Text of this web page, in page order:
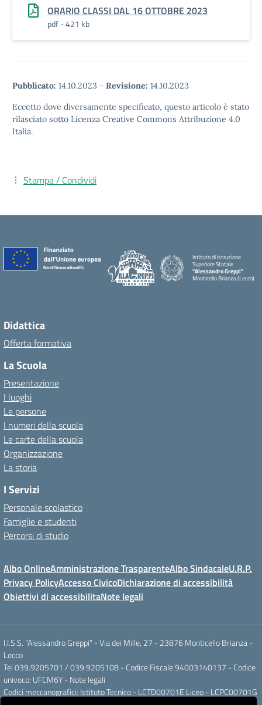
ORARIO CLASSI DAL 16 OTTOBRE 2023
pdf - 421 kb
Pubblicato: 14.10.2023 - Revisione: 14.10.2023
Eccetto dove diversamente specificato, questo articolo è stato
rilasciato sotto Licenza Creative Commons Attribuzione 4.0
Italia.
Stampa / Condividi
Istituto di Istruzione
Superiore Statale
"Alessandro Greppi"
Monticello Brianza (Lecco)
Didattica
Offerta formativa
La Scuola
Presentazione
I luoghi
Le persone
I numeri della scuola
Le carte della scuola
Organizzazione
La storia
I Servizi
Personale scolastico
Famiglie e studenti
Percorsi di studio
Albo OnlineAmministrazione TrasparenteAlbo SindacaleU.R.P.
Privacy PolicyAccesso CivicoDichiarazione di accessibilità
Obiettivi di accessibilitaNote legali
I.I.S.S. "Alessandro Greppi" - Via dei Mille, 27 - 23876 Monticello Brianza -
Lecco
Tel 039.9205701 / 039.9205108 - Codice Fiscale 94003140137 - Codice
univoco: UFCM6Y - Note legali
Codici meccanografici: Istituto Tecnico - LCTD00701E Liceo - LCPC00701G